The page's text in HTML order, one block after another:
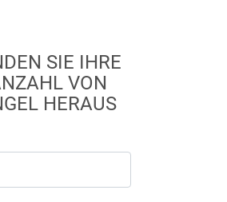
SIE IHRE
VON
HERAUS